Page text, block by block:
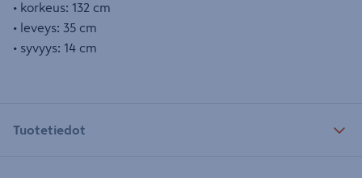
• korkeus: 132 cm
• leveys: 35 cm
• syvyys: 14 cm
Tuotetiedot